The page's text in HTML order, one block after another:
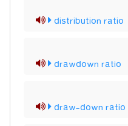
distribution ratio
drawdown ratio
draw-down ratio